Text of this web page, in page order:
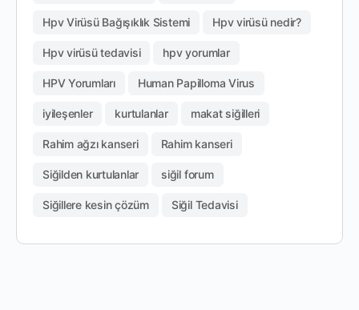
Hpv Virüsü Bağışıklık Sistemi Hpv virüsü nedir?
Hpv virüsü tedavisi hpv yorumlar
HPV Yorumları Human Papilloma Virus
iyileşenler kurtulanlar makat siğilleri
Rahim ağzı kanseri Rahim kanseri
Siğilden kurtulanlar siğil forum
Siğillere kesin çözüm Siğil Tedavisi